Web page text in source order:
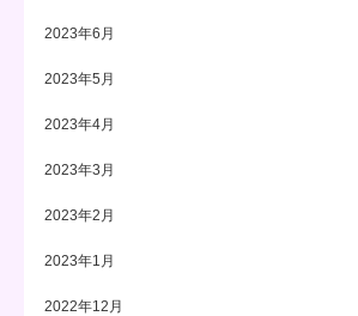
2023年6月
2023年5月
2023年4月
2023年3月
2023年2月
2023年1月
2022年12月